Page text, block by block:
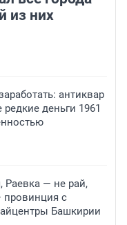
из них
антиквар
деньги 1961
Раевка — не рай,
с
Башкирии